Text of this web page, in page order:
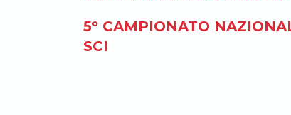
5° CAMPIONATO
SCI